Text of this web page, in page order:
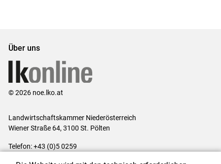
Über uns
© 2026 noe.lko.at
Landwirtschaftskammer Niederösterreich
Wiener Straße 64, 3100 St. Pölten
Telefon: +43 (0)5 0259